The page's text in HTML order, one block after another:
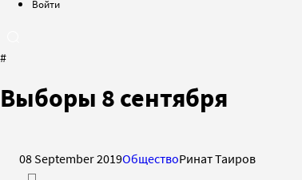
Войти
#
Выборы 8 сентября
08 September 2019ОбществоРинат Таиров